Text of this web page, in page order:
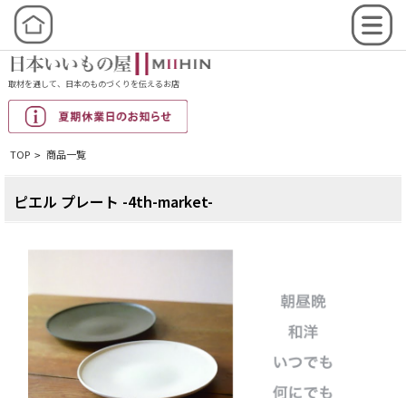
取材を通して、日本のものづくりを伝えるお店
TOP > 商品一覧
ピエル プレート -4th-market-